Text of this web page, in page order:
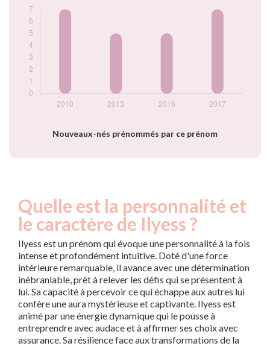
Nouveaux-nés prénommés par ce prénom
Quelle est la personnalité et
le caractère de Ilyess ?
Ilyess est un prénom qui évoque une personnalité à la fois
intense et profondément intuitive. Doté d'une force
intérieure remarquable, il avance avec une détermination
inébranlable, prêt à relever les défis qui se présentent à
lui. Sa capacité à percevoir ce qui échappe aux autres lui
confère une aura mystérieuse et captivante. Ilyess est
animé par une énergie dynamique qui le pousse à
entreprendre avec audace et à affirmer ses choix avec
assurance. Sa résilience face aux transformations de la